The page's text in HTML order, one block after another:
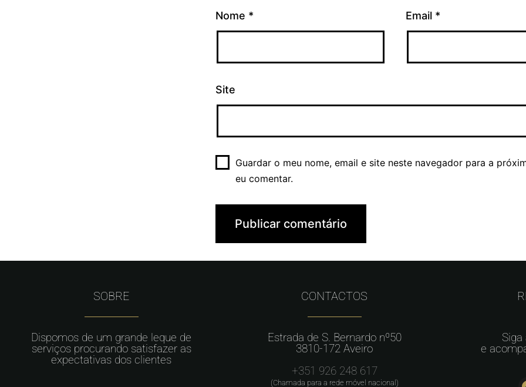
Nome * Email *
Site
Guardar o meu nome, email e site neste navegador para a
eu comentar.
SOBRE
Dispomos de um grande leque de
serviços procurando satisfazer as
expectativas dos clientes
CONTACTOS
Estrada de S. Bernardo nº50
3810-172 Aveiro
+351 926 248 617
(Chamada para a rede móvel nacional)
e